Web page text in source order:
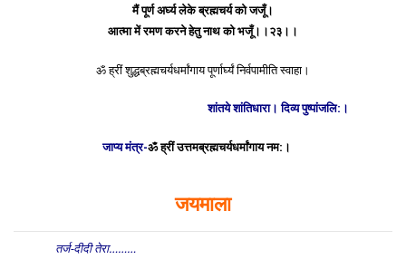
मैं पूर्ण अर्घ्य लेके ब्रह्मचर्य को जजूँ।
आत्मा में रमण करने हेतु नाथ को भजूँ।।२३।।
ॐ ह्रीं शुद्धब्रह्मचर्यधर्मांगाय पूर्णार्घ्यं निर्वपामीति स्वाहा।
शांतये शांतिधारा। दिव्य पुष्पांजलि:।
जाप्य मंत्र-ॐ ह्रीं उत्तमब्रह्मचर्यधर्मांगाय नम:।
जयमाला
तर्ज-दीदी तेरा………